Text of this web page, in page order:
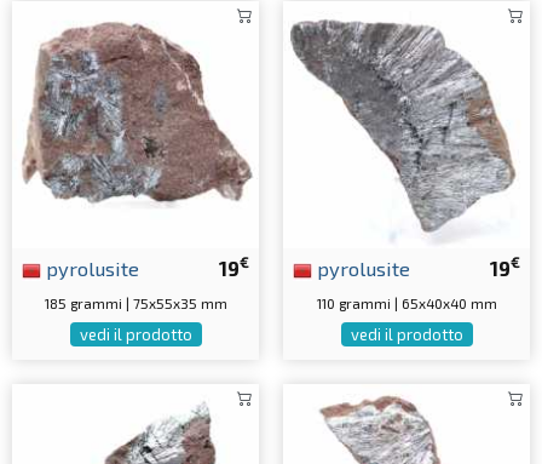
19€
pyrolusite
185 grammi | 75x55x35 mm
vedi il prodotto
19€
pyrolusite
110 grammi | 65x40x40 mm
vedi il prodotto